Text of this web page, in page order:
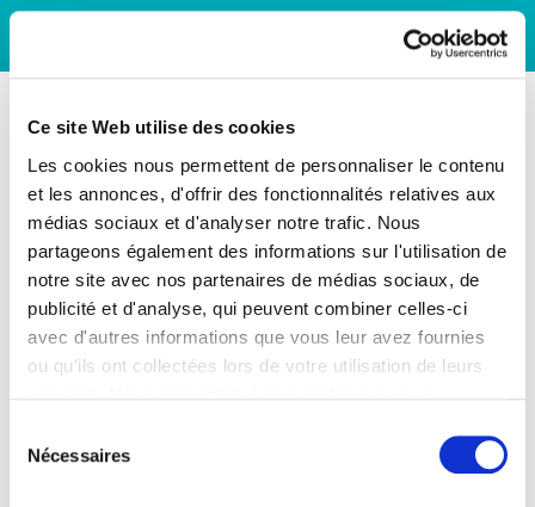
Ce site Web utilise des cookies
Les cookies nous permettent de personnaliser le contenu
et les annonces, d'offrir des fonctionnalités relatives aux
médias sociaux et d'analyser notre trafic. Nous
partageons également des informations sur l'utilisation de
notre site avec nos partenaires de médias sociaux, de
publicité et d'analyse, qui peuvent combiner celles-ci
avec d'autres informations que vous leur avez fournies
ou qu'ils ont collectées lors de votre utilisation de leurs
Nécessaires